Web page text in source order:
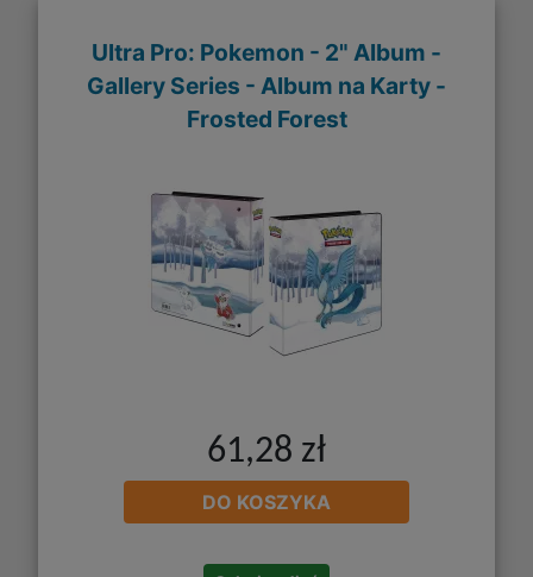
Ultra Pro: Pokemon - 2" Album -
Gallery Series - Album na Karty -
Frosted Forest
61,28 zł
DO KOSZYKA